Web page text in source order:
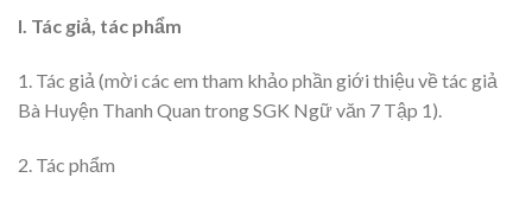
I. Tác giả, tác phẩm
1. Tác giả (mời các em tham khảo phần giới thiệu về tác giả
Bà Huyện Thanh Quan trong SGK Ngữ văn 7 Tập 1).
2. Tác phẩm